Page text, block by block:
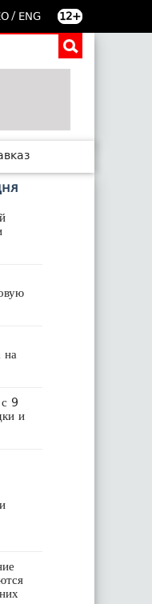
/ ENG 12+
на
9
и